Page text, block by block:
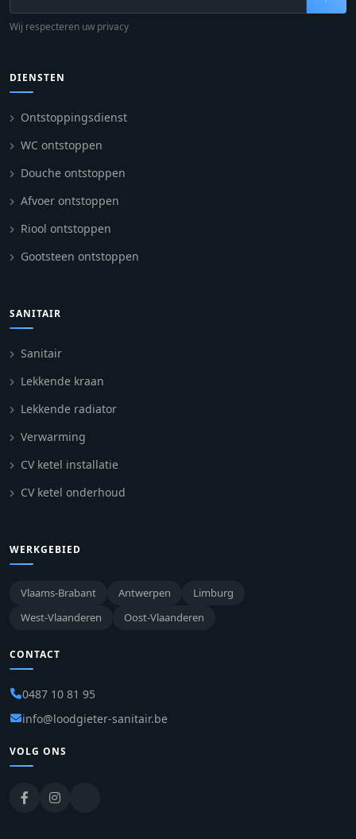
Wij respecteren uw privacy
DIENSTEN
Ontstoppingsdienst
WC ontstoppen
Douche ontstoppen
Afvoer ontstoppen
Riool ontstoppen
Gootsteen ontstoppen
SANITAIR
Sanitair
Lekkende kraan
Lekkende radiator
Verwarming
CV ketel installatie
CV ketel onderhoud
WERKGEBIED
Vlaams-Brabant Antwerpen
Limburg
West-Vlaanderen
Oost-Vlaanderen
CONTACT
0487 10 81 95
info@loodgieter-sanitair.be
VOLG ONS